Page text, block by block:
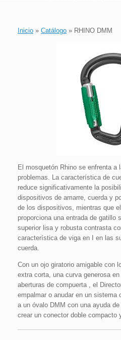
Inicio » Catálogo » RHINO DMM
El mosquetón Rhino se enfrenta a
problemas. La característica de
reduce significativamente la
dispositivos de amarre, cuerda y
de los dispositivos, mientras que
proporciona una entrada de gatillo
superior lisa y robusta contrasta
característica de viga en I en las
cuerda.
Con un ojo giratorio amigable con
extra corta, una curva generosa
aberturas de compuerta , el
empalmar o anudar en un sistema
a un óvalo DMM con una ayuda
crear un conector doble compacto